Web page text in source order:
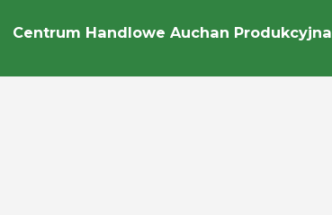
Centrum Handlowe Auchan Produkcyjna